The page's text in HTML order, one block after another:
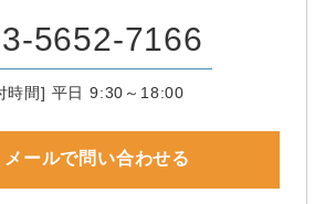
5652-7166
時間] 平日 9:30～18:00
メールで問い合わせる